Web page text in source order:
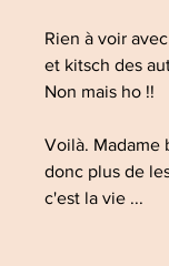
Rien à voir
et kitsch des
Non mais ho !!
Voilà. Madame
donc plus de
c'est la vie ...